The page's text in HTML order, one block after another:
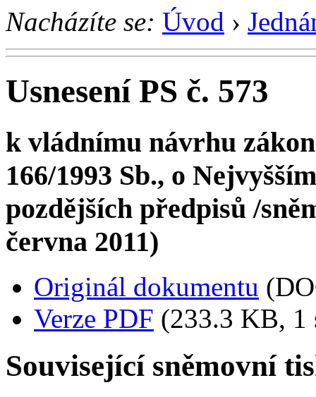
Nacházíte se: Úvod ›
Usnesení PS č. 573
k vládnímu návrhu
166/1993 Sb., o
pozdějších předpisů /
června 2011)
Originál dokumentu
Verze PDF (233.3 KB, 1
Související sněmovní